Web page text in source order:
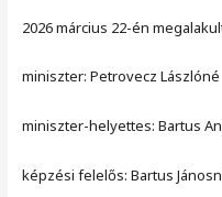
2026 március 22-én
miniszter: Petrovecz Lászlóné
miniszter-helyettes: Bartus
képzési felelős: Bartus